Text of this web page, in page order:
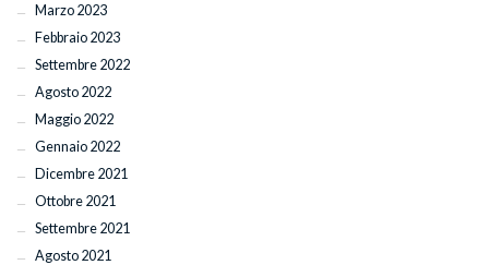
Marzo 2023
Febbraio 2023
Settembre 2022
Agosto 2022
Maggio 2022
Gennaio 2022
Dicembre 2021
Ottobre 2021
Settembre 2021
Agosto 2021